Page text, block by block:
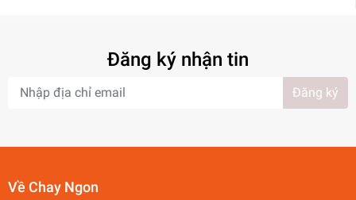
Đăng ký nhận tin
Đăng ký
Về Chay Ngon